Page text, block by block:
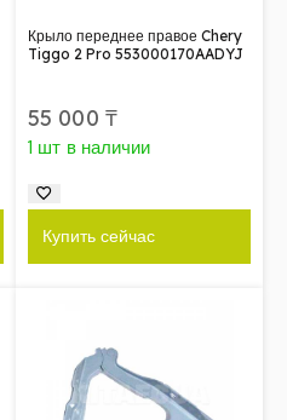
Крыло переднее правое Chery
Tiggo 2 Pro 553000170AADYJ
55 000 ₸
1 шт в наличии
Купить сейчас